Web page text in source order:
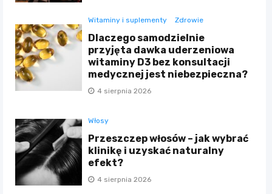
Witaminy i suplementy Zdrowie
Dlaczego samodzielnie
przyjęta dawka uderzeniowa
witaminy D3 bez konsultacji
medycznej jest niebezpieczna?
4 sierpnia 2026
Włosy
Przeszczep włosów – jak wybrać
klinikę i uzyskać naturalny
efekt?
4 sierpnia 2026